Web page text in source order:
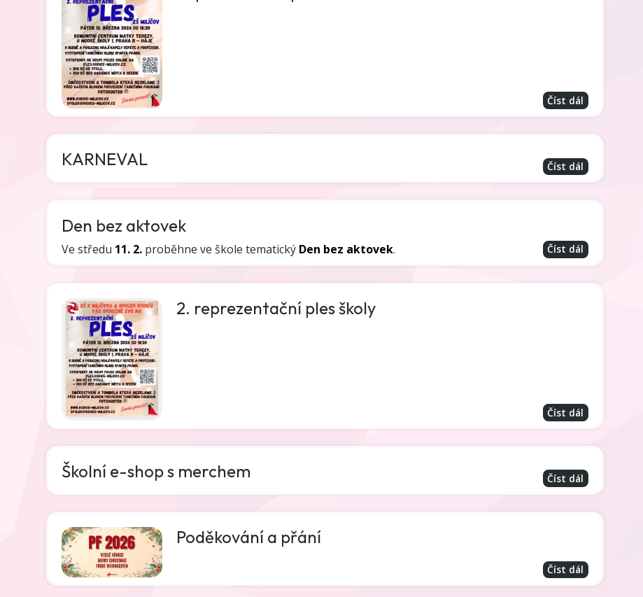
Číst dál
KARNEVAL Číst dál
Den bez aktovek
Ve středu 11. 2.proběhne ve škole tematický Den bez aktovek. Číst dál
2. reprezentační ples školy
Číst dál
Školní e-shop s merchem Číst dál
Poděkování a přání
Číst dál